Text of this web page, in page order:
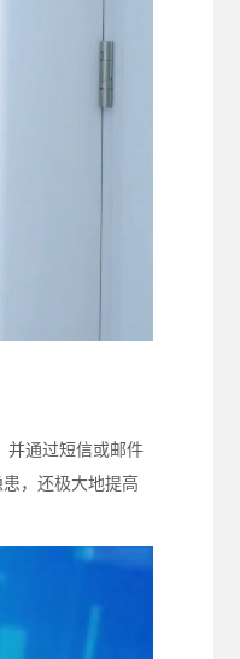
并通过短信或邮件
，还极大地提高